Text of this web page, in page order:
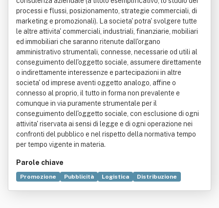
processi e flussi, posizionamento, strategie commerciali, di
marketing e promozionali). La societa' potra' svolgere tutte
le altre attivita' commerciali, industriali, finanziarie, mobiliari
ed immobiliari che saranno ritenute dall'organo
amministrativo strumentali, connesse, necessarie od utili al
conseguimento dell'oggetto sociale, assumere direttamente
o indirettamente interessenze e partecipazioni in altre
societa' od imprese aventi oggetto analogo, affine o
connesso al proprio, il tutto in forma non prevalente e
comunque in via puramente strumentale per il
conseguimento dell'oggetto sociale, con esclusione di ogni
attivita' riservata ai sensi di legge e di ogni operazione nei
confronti del pubblico e nel rispetto della normativa tempo
per tempo vigente in materia.
Parole chiave
Promozione Pubblicità Logistica
Distribuzione